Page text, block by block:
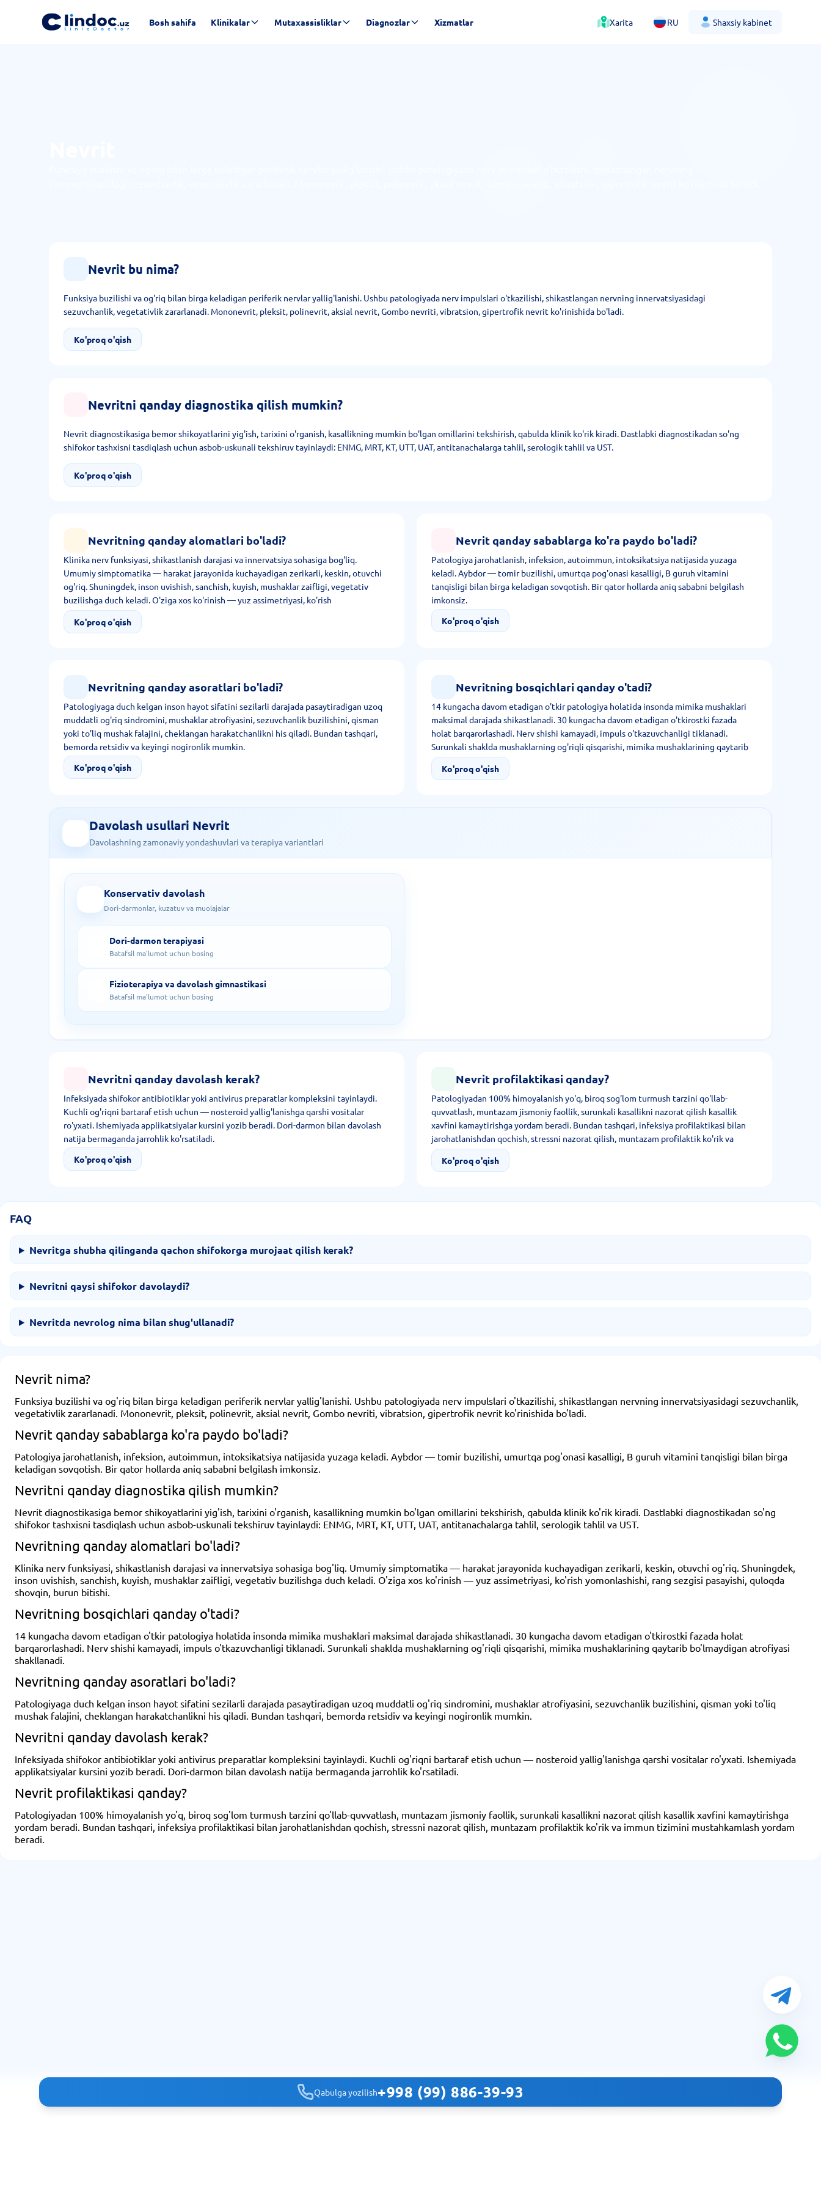
Qabulga yozilish+998 (99) 886-39-93
Bosh sahifa Klinikalar Mutaxassisliklar Diagnozlar Xizmatlar Xarita RU Shaxsiy kabinet
Nevrit bu nima?
Funksiya buzilishi va og'riq bilan birga keladigan periferik nervlar yallig'lanishi. Ushbu patologiyada nerv impulslari o'tkazilishi, shikastlangan nervning innervatsiyasidagi
sezuvchanlik, vegetativlik zararlanadi. Mononevrit, pleksit, polinevrit, aksial nevrit, Gombo nevriti, vibratsion, gipertrofik nevrit ko'rinishida bo'ladi.
Ko'proq o'qish
Nevritni qanday diagnostika qilish mumkin?
Nevrit diagnostikasiga bemor shikoyatlarini yig'ish, tarixini o'rganish, kasallikning mumkin bo'lgan omillarini tekshirish, qabulda klinik ko'rik kiradi. Dastlabki diagnostikadan so'ng
shifokor tashxisni tasdiqlash uchun asbob-uskunali tekshiruv tayinlaydi: ENMG, MRT, KT, UTT, UAT, antitanachalarga tahlil, serologik tahlil va UST.
Ko'proq o'qish
Nevritning qanday alomatlari bo'ladi?
Klinika nerv funksiyasi, shikastlanish darajasi va innervatsiya sohasiga bog'liq.
Umumiy simptomatika — harakat jarayonida kuchayadigan zerikarli, keskin, otuvchi
og'riq. Shuningdek, inson uvishish, sanchish, kuyish, mushaklar zaifligi, vegetativ
buzilishga duch keladi. O'ziga xos ko'rinish — yuz assimetriyasi, ko'rish
yomonlashishi, rang sezgisi pasayishi, quloqda shovqin, burun bitishi.
Ko'proq o'qish
Nevrit qanday sabablarga ko'ra paydo bo'ladi?
Patologiya jarohatlanish, infeksion, autoimmun, intoksikatsiya natijasida yuzaga
keladi. Aybdor — tomir buzilishi, umurtqa pog'onasi kasalligi, B guruh vitamini
tanqisligi bilan birga keladigan sovqotish. Bir qator hollarda aniq sababni belgilash
imkonsiz.
Ko'proq o'qish
Nevritning qanday asoratlari bo'ladi?
Patologiyaga duch kelgan inson hayot sifatini sezilarli darajada pasaytiradigan uzoq
muddatli og'riq sindromini, mushaklar atrofiyasini, sezuvchanlik buzilishini, qisman
yoki to'liq mushak falajini, cheklangan harakatchanlikni his qiladi. Bundan tashqari,
bemorda retsidiv va keyingi nogironlik mumkin.
Ko'proq o'qish
Nevritning bosqichlari qanday o'tadi?
14 kungacha davom etadigan o'tkir patologiya holatida insonda mimika mushaklari
maksimal darajada shikastlanadi. 30 kungacha davom etadigan o'tkirostki fazada
holat barqarorlashadi. Nerv shishi kamayadi, impuls o'tkazuvchanligi tiklanadi.
Surunkali shaklda mushaklarning og'riqli qisqarishi, mimika mushaklarining qaytarib
bo'lmaydigan atrofiyasi shakllanadi.
Ko'proq o'qish
Davolash usullari Nevrit
Davolashning zamonaviy yondashuvlari va terapiya variantlari
Konservativ davolash
Dori-darmonlar, kuzatuv va muolajalar
Dori-darmon terapiyasi
Batafsil ma'lumot uchun bosing
Fizioterapiya va davolash gimnastikasi
Batafsil ma'lumot uchun bosing
Nevritni qanday davolash kerak?
Infeksiyada shifokor antibiotiklar yoki antivirus preparatlar kompleksini tayinlaydi.
Kuchli og'riqni bartaraf etish uchun — nosteroid yallig'lanishga qarshi vositalar
ro'yxati. Ishemiyada applikatsiyalar kursini yozib beradi. Dori-darmon bilan davolash
natija bermaganda jarrohlik ko'rsatiladi.
Ko'proq o'qish
Nevrit profilaktikasi qanday?
Patologiyadan 100% himoyalanish yo'q, biroq sog'lom turmush tarzini qo'llab-
quvvatlash, muntazam jismoniy faollik, surunkali kasallikni nazorat qilish kasallik
xavfini kamaytirishga yordam beradi. Bundan tashqari, infeksiya profilaktikasi bilan
jarohatlanishdan qochish, stressni nazorat qilish, muntazam profilaktik ko'rik va
immun tizimini mustahkamlash yordam beradi.
Ko'proq o'qish
FAQ
Nevritga shubha qilinganda qachon shifokorga murojaat qilish kerak?
Nevritni qaysi shifokor davolaydi?
Nevritda nevrolog nima bilan shug'ullanadi?
Nevrit nima?
Funksiya buzilishi va og'riq bilan birga keladigan periferik nervlar yallig'lanishi. Ushbu patologiyada nerv impulslari o'tkazilishi, shikastlangan nervning innervatsiyasidagi sezuvchanlik,
vegetativlik zararlanadi. Mononevrit, pleksit, polinevrit, aksial nevrit, Gombo nevriti, vibratsion, gipertrofik nevrit ko'rinishida bo'ladi.
Nevrit qanday sabablarga ko'ra paydo bo'ladi?
Patologiya jarohatlanish, infeksion, autoimmun, intoksikatsiya natijasida yuzaga keladi. Aybdor — tomir buzilishi, umurtqa pog'onasi kasalligi, B guruh vitamini tanqisligi bilan birga
keladigan sovqotish. Bir qator hollarda aniq sababni belgilash imkonsiz.
Nevritni qanday diagnostika qilish mumkin?
Nevrit diagnostikasiga bemor shikoyatlarini yig'ish, tarixini o'rganish, kasallikning mumkin bo'lgan omillarini tekshirish, qabulda klinik ko'rik kiradi. Dastlabki diagnostikadan so'ng
shifokor tashxisni tasdiqlash uchun asbob-uskunali tekshiruv tayinlaydi: ENMG, MRT, KT, UTT, UAT, antitanachalarga tahlil, serologik tahlil va UST.
Nevritning qanday alomatlari bo'ladi?
Klinika nerv funksiyasi, shikastlanish darajasi va innervatsiya sohasiga bog'liq. Umumiy simptomatika — harakat jarayonida kuchayadigan zerikarli, keskin, otuvchi og'riq. Shuningdek,
inson uvishish, sanchish, kuyish, mushaklar zaifligi, vegetativ buzilishga duch keladi. O'ziga xos ko'rinish — yuz assimetriyasi, ko'rish yomonlashishi, rang sezgisi pasayishi, quloqda
shovqin, burun bitishi.
Nevritning bosqichlari qanday o'tadi?
14 kungacha davom etadigan o'tkir patologiya holatida insonda mimika mushaklari maksimal darajada shikastlanadi. 30 kungacha davom etadigan o'tkirostki fazada holat
barqarorlashadi. Nerv shishi kamayadi, impuls o'tkazuvchanligi tiklanadi. Surunkali shaklda mushaklarning og'riqli qisqarishi, mimika mushaklarining qaytarib bo'lmaydigan atrofiyasi
shakllanadi.
Nevritning qanday asoratlari bo'ladi?
Patologiyaga duch kelgan inson hayot sifatini sezilarli darajada pasaytiradigan uzoq muddatli og'riq sindromini, mushaklar atrofiyasini, sezuvchanlik buzilishini, qisman yoki to'liq
mushak falajini, cheklangan harakatchanlikni his qiladi. Bundan tashqari, bemorda retsidiv va keyingi nogironlik mumkin.
Nevritni qanday davolash kerak?
Infeksiyada shifokor antibiotiklar yoki antivirus preparatlar kompleksini tayinlaydi. Kuchli og'riqni bartaraf etish uchun — nosteroid yallig'lanishga qarshi vositalar ro'yxati. Ishemiyada
applikatsiyalar kursini yozib beradi. Dori-darmon bilan davolash natija bermaganda jarrohlik ko'rsatiladi.
Nevrit profilaktikasi qanday?
Patologiyadan 100% himoyalanish yo'q, biroq sog'lom turmush tarzini qo'llab-quvvatlash, muntazam jismoniy faollik, surunkali kasallikni nazorat qilish kasallik xavfini kamaytirishga
yordam beradi. Bundan tashqari, infeksiya profilaktikasi bilan jarohatlanishdan qochish, stressni nazorat qilish, muntazam profilaktik ko'rik va immun tizimini mustahkamlash yordam
beradi.